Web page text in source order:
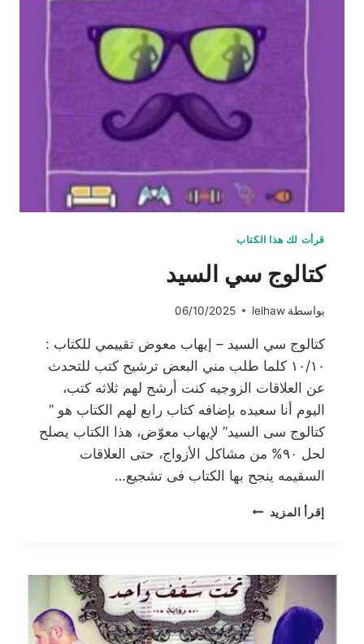
قرأت لك هذا الكتاب
كتالوج سي السيد
بواسطة lelhaw
06/10/2025
كتالوج سي السيد – إيهاب معوض تقييمي للكتاب :
١٠/١٠ كلما طلب مني البعض ترشيح كتب للتحدث
عن العلاقات الزوجيه كنت أرشح لهم ثلاثه كتب،
اليوم أنا سعيده بإضافه كتاب رابع لهم الكتاب هو ”
كتالوج سى السيد” لإيهاب معوّض، هذا الكتاب يصلح
لحل ٩٠% من مشاكل الأزواج، حتى العلاقات
السقيمه ينجح بها الكتاب فى تشجيع…
إقرأ المزيد كتالوج